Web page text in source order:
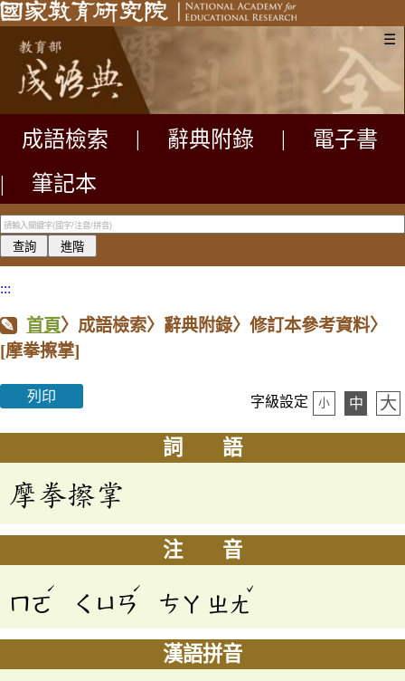
☰
成語檢索 辭典附錄
電子書
|
筆記本
:::
首頁〉成語檢索〉辭典附錄〉修訂本參考資料〉
[摩拳擦掌]
列印 字級設定 小 中 大
詞 語
摩拳擦掌
注 音
ㄇㄛ
ˊ
ㄑㄩㄢ
ˊ
ㄘㄚ ㄓㄤ
ˇ
漢語拼音